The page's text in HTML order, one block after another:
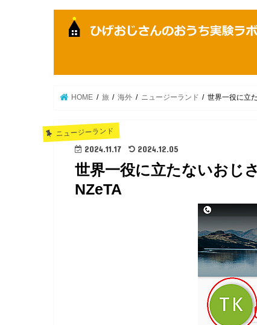
HOME 旅 海外 ニュージーランド 世界一役に立
ニュージーランド
2024.11.17 2024.12.05
世界一役に立たないおじ
NZeTA